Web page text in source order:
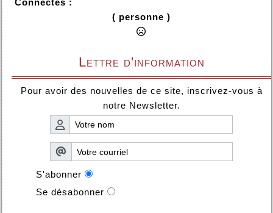
( personne )
Lettre d'information
Pour avoir des nouvelles de ce site, inscrivez-vous à
notre Newsletter.
S'abonner
Se désabonner